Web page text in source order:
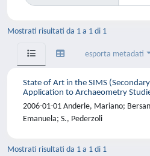
Mostrati risultati da 1 a 1 di 1
esporta metadati
State of Art in the SIMS
Application to Archaeometry
2006-01-01 Anderle, Mariano;
Emanuela; S., Pederzoli
Mostrati risultati da 1 a 1 di 1